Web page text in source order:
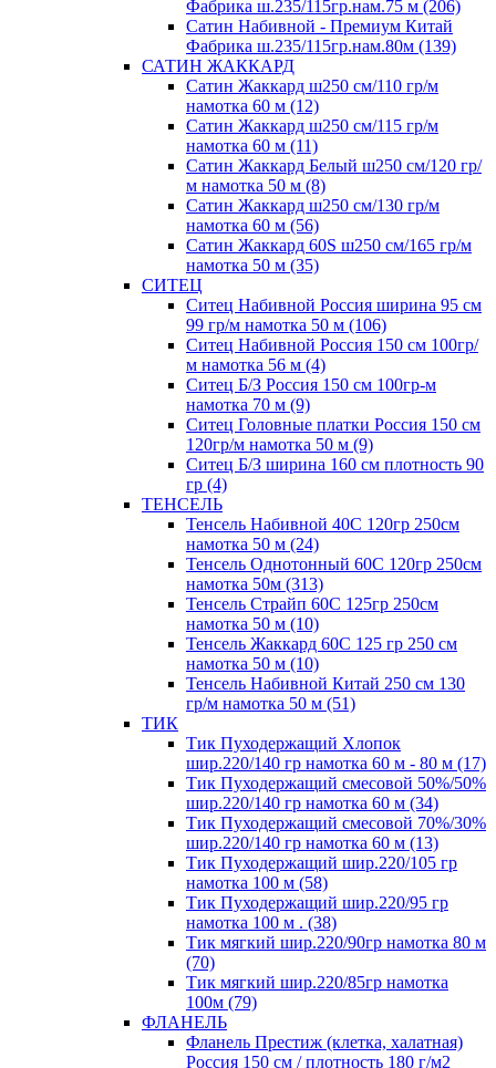
Фабрика ш.235/115гр.нам.75 м (206)
Сатин Набивной - Премиум Китай
Фабрика ш.235/115гр.нам.80м (139)
САТИН ЖАККАРД
Сатин Жаккард ш250 см/110 гр/м
намотка 60 м (12)
Сатин Жаккард ш250 см/115 гр/м
намотка 60 м (11)
Сатин Жаккард Белый ш250 см/120 гр/
м намотка 50 м (8)
Сатин Жаккард ш250 см/130 гр/м
намотка 60 м (56)
Сатин Жаккард 60S ш250 см/165 гр/м
намотка 50 м (35)
СИТЕЦ
Ситец Набивной Россия ширина 95 см
99 гр/м намотка 50 м (106)
Ситец Набивной Россия 150 см 100гр/
м намотка 56 м (4)
Ситец Б/З Россия 150 см 100гр-м
намотка 70 м (9)
Ситец Головные платки Россия 150 см
120гр/м намотка 50 м (9)
Ситец Б/З ширина 160 см плотность 90
гр (4)
ТЕНСЕЛЬ
Тенсель Набивной 40С 120гр 250см
намотка 50 м (24)
Тенсель Однотонный 60С 120гр 250см
намотка 50м (313)
Тенсель Страйп 60С 125гр 250см
намотка 50 м (10)
Тенсель Жаккард 60С 125 гр 250 см
намотка 50 м (10)
Тенсель Набивной Китай 250 см 130
гр/м намотка 50 м (51)
ТИК
Тик Пуходержащий Хлопок
шир.220/140 гр намотка 60 м - 80 м (17)
Тик Пуходержащий смесовой 50%/50%
шир.220/140 гр намотка 60 м (34)
Тик Пуходержащий смесовой 70%/30%
шир.220/140 гр намотка 60 м (13)
Тик Пуходержащий шир.220/105 гр
намотка 100 м (58)
Тик Пуходержащий шир.220/95 гр
намотка 100 м . (38)
Тик мягкий шир.220/90гр намотка 80 м
(70)
Тик мягкий шир.220/85гр намотка
100м (79)
ФЛАНЕЛЬ
Фланель Престиж (клетка, халатная)
Россия 150 см / плотность 180 г/м2